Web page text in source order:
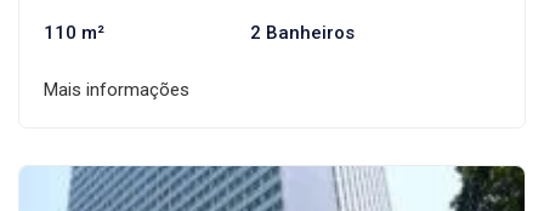
110 m² 2 Banheiros
Mais informações